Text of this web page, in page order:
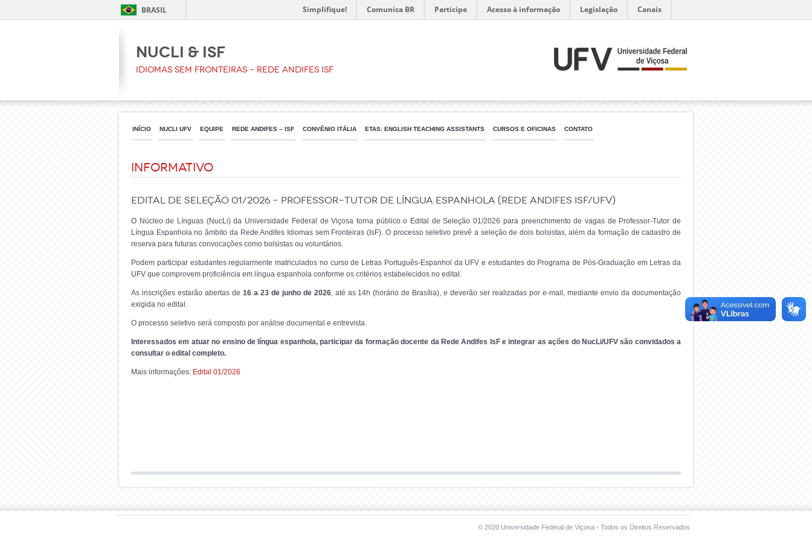
BRASIL Simplifique! Comunica BR Participe Acesso à informação Legislação Canais
NUCLI & ISF
Idiomas sem Fronteiras – Rede Andifes IsF
INÍCIO NUCLI UFV EQUIPE REDE ANDIFES – ISF CONVÊNIO ITÁLIA ETAS: ENGLISH TEACHING ASSISTANTS CURSOS E OFICINAS CONTATO
Informativo
Edital de Seleção 01/2026 – Professor-Tutor de Língua Espanhola (Rede Andifes IsF/UFV)
O Núcleo de Línguas (NucLi) da Universidade Federal de Viçosa torna público o Edital de Seleção 01/2026 para preenchimento de vagas de Professor-Tutor de
Língua Espanhola no âmbito da Rede Andifes Idiomas sem Fronteiras (IsF). O processo seletivo prevê a seleção de dois bolsistas, além da formação de cadastro de
reserva para futuras convocações como bolsistas ou voluntários.
Podem participar estudantes regularmente matriculados no curso de Letras Português-Espanhol da UFV e estudantes do Programa de Pós-Graduação em Letras da
UFV que comprovem proficiência em língua espanhola conforme os critérios estabelecidos no edital.
As inscrições estarão abertas de 16 a 23 de junho de 2026, até as 14h (horário de Brasília), e deverão ser realizadas por e-mail, mediante envio da documentação
exigida no edital.
O processo seletivo será composto por análise documental e entrevista.
Interessados em atuar no ensino de língua espanhola, participar da formação docente da Rede Andifes IsF e integrar as ações do NucLi/UFV são convidados a
consultar o edital completo.
Mais informações: Edital 01/2026
© 2020 Universidade Federal de Viçosa - Todos os Direitos Reservados